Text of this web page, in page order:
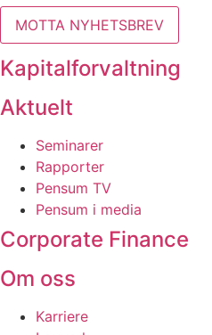
Kapitalforvaltning
Aktuelt
Seminarer
Rapporter
Pensum TV
Pensum i media
Corporate Finance
Om oss
Karriere